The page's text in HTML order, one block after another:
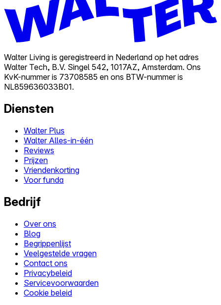
Walter Living is geregistreerd in Nederland op het adres
Walter Tech, B.V. Singel 542, 1017AZ, Amsterdam. Ons
KvK-nummer is 73708585 en ons BTW-nummer is
NL859636033B01.
Diensten
Walter Plus
Walter Alles-in-één
Reviews
Prijzen
Vriendenkorting
Voor funda
Bedrijf
Over ons
Blog
Begrippenlijst
Veelgestelde vragen
Contact ons
Privacybeleid
Servicevoorwaarden
Cookie beleid